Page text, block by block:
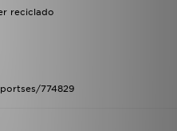
reciclado
774829